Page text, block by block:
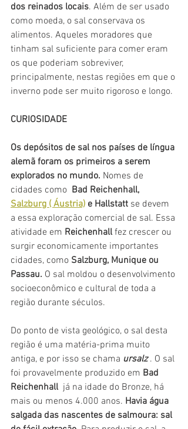
dos reinados locais. Além de ser usado
como moeda, o sal conservava os
alimentos. Aqueles moradores que
tinham sal suficiente para comer eram
os que poderiam sobreviver,
principalmente, nestas regiões em que o
inverno pode ser muito rigoroso e longo.
CURIOSIDADE
Os depósitos de sal nos países de língua
alemã foram os primeiros a serem
explorados no mundo. Nomes de
cidades como Bad Reichenhall,
Salzburg ( Áustria) e Hallstatt se devem
a essa exploração comercial de sal. Essa
atividade em Reichenhall fez crescer ou
surgir economicamente importantes
cidades, como Salzburg, Munique ou
Passau. O sal moldou o desenvolvimento
socioeconômico e cultural de toda a
região durante séculos.
Do ponto de vista geológico, o sal desta
região é uma matéria-prima muito
antiga, e por isso se chama ursalz . O sal
foi provavelmente produzido em Bad
Reichenhall
  já na idade do Bronze, há
mais ou menos 4.000 anos. Havia água
salgada das nascentes de salmoura: sal